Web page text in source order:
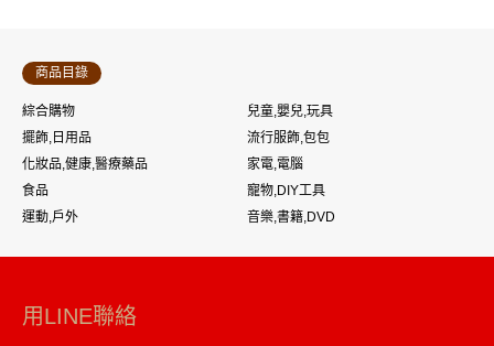
商品目錄
綜合購物
兒童,嬰兒,玩具
擺飾,日用品
流行服飾,包包
化妝品,健康,醫療藥品
家電,電腦
食品
寵物,DIY工具
運動,戶外
音樂,書籍,DVD
用LINE聯絡